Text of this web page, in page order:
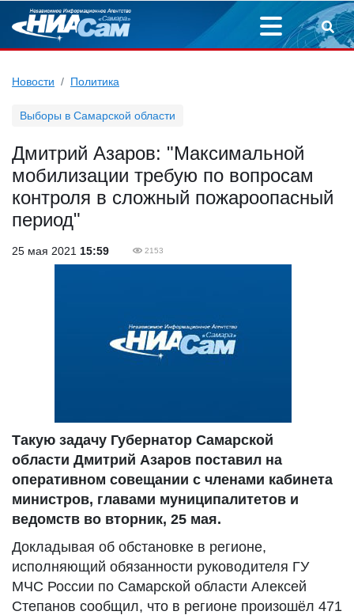
Новости Политика
Выборы в Самарской области
Дмитрий Азаров: "Максимальной
мобилизации требую по вопросам
контроля в сложный пожароопасный
период"
25 мая 2021 15:59 2153
Такую задачу Губернатор Самарской
области Дмитрий Азаров поставил на
оперативном совещании с членами кабинета
министров, главами муниципалитетов и
ведомств во вторник, 25 мая.
Докладывая об обстановке в регионе,
исполняющий обязанности руководителя ГУ
МЧС России по Самарской области Алексей
Степанов сообщил, что в регионе произошёл 471